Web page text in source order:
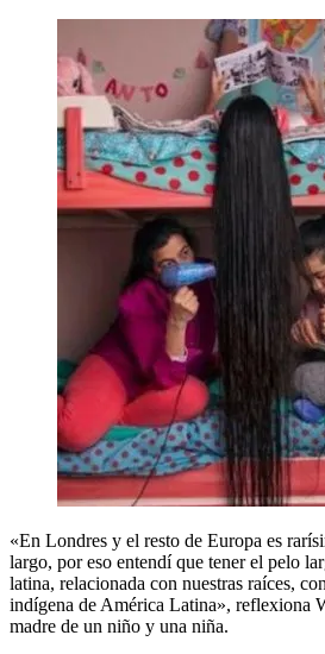
«En Londres y el resto de Europa es
largo, por eso entendí que tener el pelo
latina, relacionada con nuestras raíces,
indígena de América Latina», reflexiona
madre de un niño y una niña.